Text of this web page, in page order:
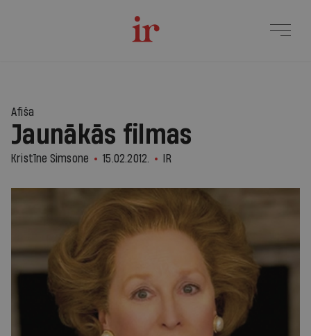
Afiša
Jaunākās filmas
Kristīne Simsone 15.02.2012. IR